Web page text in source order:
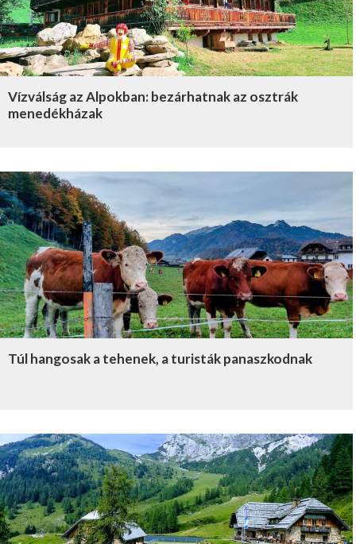
Vízválság az Alpokban: bezárhatnak az osztrák
menedékházak
Túl hangosak a tehenek, a turisták panaszkodnak